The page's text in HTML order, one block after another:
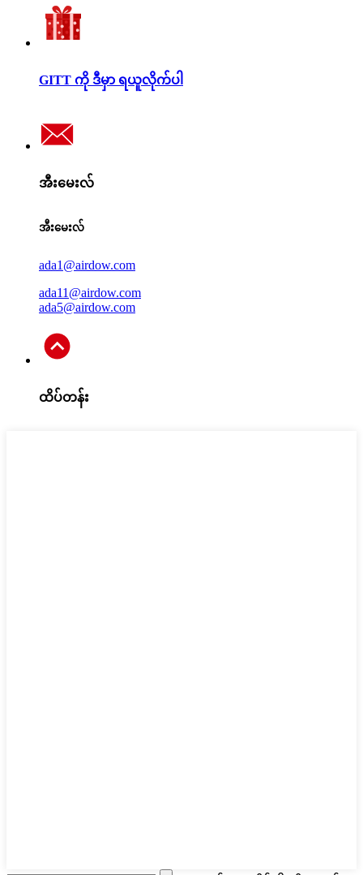
GITT ကို ဒီမှာ ရယူလိုက်ပါ
အီးမေးလ်
အီးမေးလ်
ada1@airdow.com
ada11@airdow.com
ada5@airdow.com
ထိပ်တန်း